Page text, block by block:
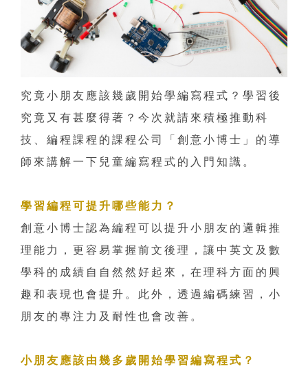
究竟小朋友應該幾歲開始學編寫程式？學習後
究竟又有甚麼得著？今次就請來積極推動科
技、編程課程的課程公司「創意小博士」的導
師來講解一下兒童編寫程式的入門知識。
學習編程可提升哪些能力？
創意小博士認為編程可以提升小朋友的邏輯推
理能力，更容易掌握前文後理，讓中英文及數
學科的成績自自然然好起來，在理科方面的興
趣和表現也會提升。此外，透過編碼練習，小
朋友的專注力及耐性也會改善。
小朋友應該由幾多歲開始學習編寫程式？